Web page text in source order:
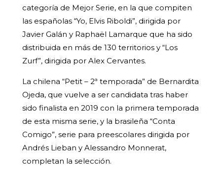
categoría de Mejor Serie, en la que compiten
las españolas “Yo, Elvis Riboldi”, dirigida por
Javier Galán y Raphaël Lamarque que ha sido
distribuida en más de 130 territorios y “Los
Zurf”, dirigida por Alex Cervantes.
La chilena “Petit – 2ª temporada” de Bernardita
Ojeda, que vuelve a ser candidata tras haber
sido finalista en 2019 con la primera temporada
de esta misma serie, y la brasileña “Conta
Comigo”, serie para preescolares dirigida por
Andrés Lieban y Alessandro Monnerat,
completan la selección.